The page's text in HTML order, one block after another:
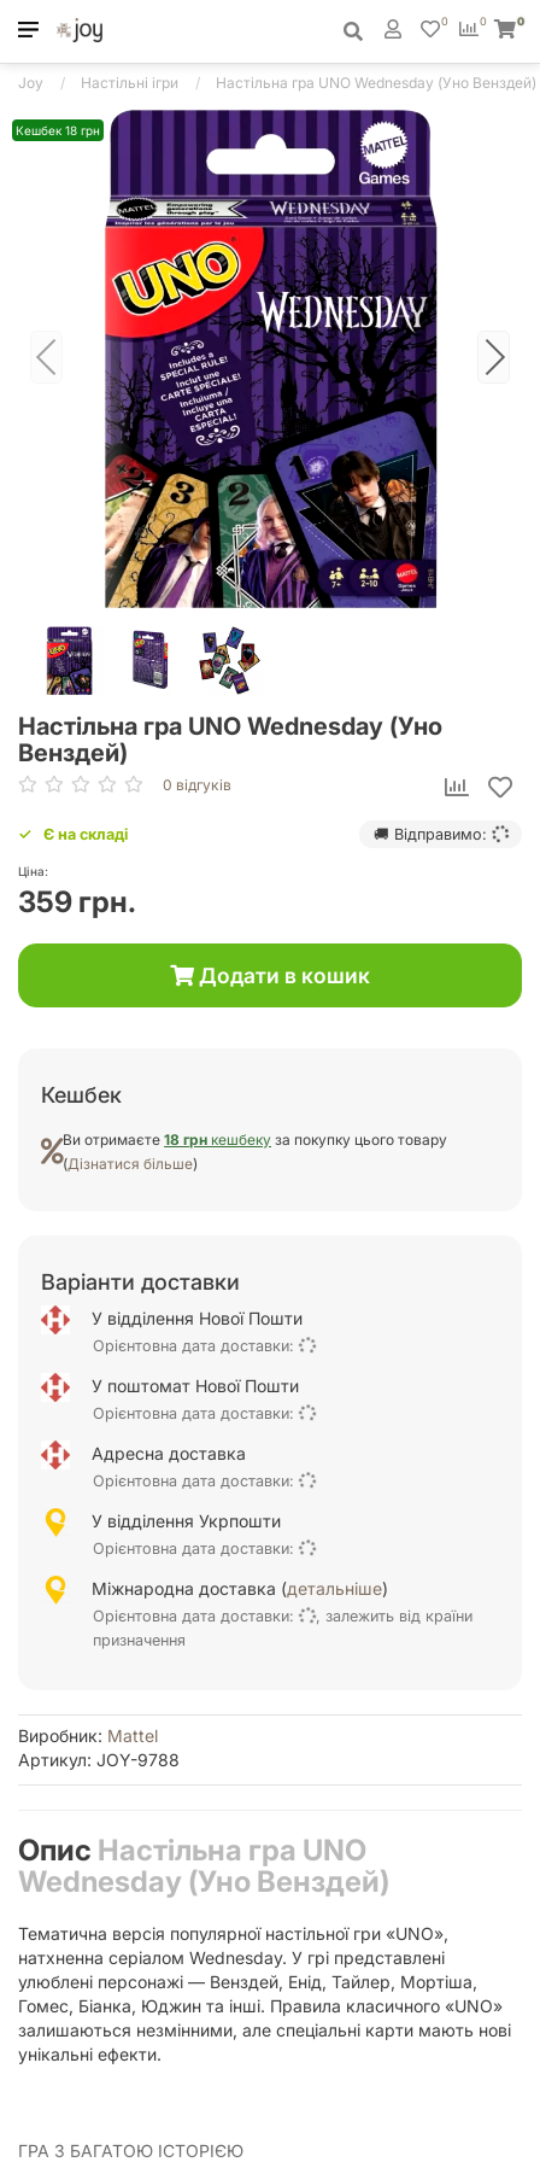
0
0 0
Joy Настільні ігри Настільна гра UNO Wednesday (Уно Венздей)
Кешбек 18 грн
Настільна гра UNO Wednesday (Уно
Венздей)
0 відгуків
Є на складі 🚚 Відправимо:
Ціна:
359 грн.
Додати в кошик
Кешбек
Ви отримаєте 18 грн кешбеку за покупку цього товару
(Дізнатися більше)
Варіанти доставки
У відділення Нової Пошти
Орієнтовна дата доставки:
У поштомат Нової Пошти
Орієнтовна дата доставки:
Адресна доставка
Орієнтовна дата доставки:
У відділення Укрпошти
Орієнтовна дата доставки:
Міжнародна доставка (детальніше)
Орієнтовна дата доставки:
, залежить від країни
призначення
Виробник: Mattel
Артикул: JOY-9788
Опис Настільна гра UNO
Wednesday (Уно Венздей)
Тематична версія популярної настільної гри «UNO»,
натхненна серіалом Wednesday. У грі представлені
улюблені персонажі — Венздей, Енід, Тайлер, Мортіша,
Гомес, Біанка, Юджин та інші. Правила класичного «UNO»
залишаються незмінними, але спеціальні карти мають нові
унікальні ефекти.
ГРА З БАГАТОЮ ІСТОРІЄЮ